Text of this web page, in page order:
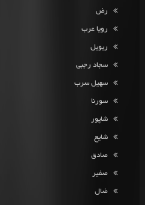
رض
رویا عرب
ریویل
سجاد رجبی
سهیل سرب
سورنا
شاپور
شایع
صادق
صفیر
ضال